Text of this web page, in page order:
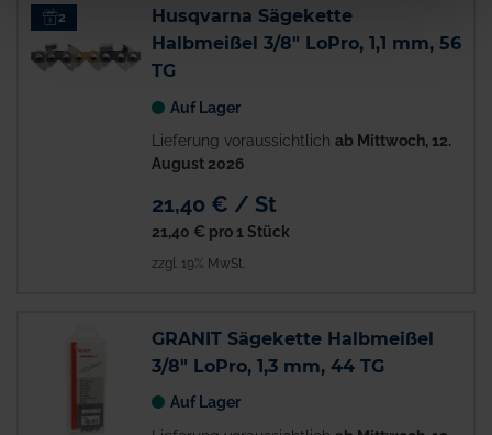
2
Husqvarna Sägekette
Halbmeißel 3/8" LoPro, 1,1 mm, 56
TG
Auf Lager
Lieferung voraussichtlich ab Mittwoch, 12.
August 2026
21,40 € / St
21,40 € pro 1 Stück
zzgl. 19% MwSt.
GRANIT Sägekette Halbmeißel
3/8" LoPro, 1,3 mm, 44 TG
Auf Lager